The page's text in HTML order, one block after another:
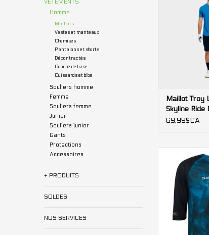
VÊTEMENTS
Homme
Maillots
Vestes et manteaux
Chemises
Pantalons et shorts
Décontractés
Couche de base
Cuissards et bibs
Souliers homme
Femme
Souliers femme
Junior
Souliers junior
Gants
Protections
Accessoires
+ PRODUITS
SOLDES
NOS SERVICES
Maillot Troy
Skyline Ride
manches
69,99$CA
Maillot